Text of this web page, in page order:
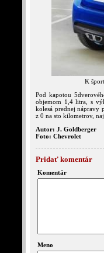
K
Pod kapotou
objemom 1,4 litra, s
kolesá prednej nápravy
z 0 na sto kilometrov,
Autor: J. Goldberger
Foto: Chevrolet
Pridať komentár
Komentár
Meno